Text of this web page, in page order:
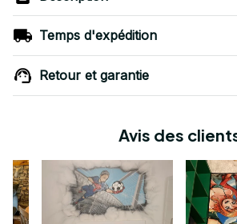
Temps d'expédition
Retour et garantie
Avis des